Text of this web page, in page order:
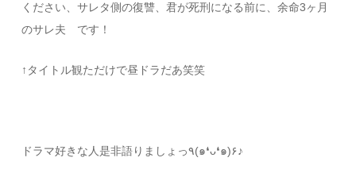
ください、サレタ側の復讐、君が死刑になる前に、余命3ヶ月
のサレ夫 です！
↑タイトル観ただけで昼ドラだあ笑笑
ドラマ好きな人是非語りましょっ٩(๑❛ᴗ❛๑)۶♪